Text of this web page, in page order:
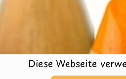
Diese Webseite